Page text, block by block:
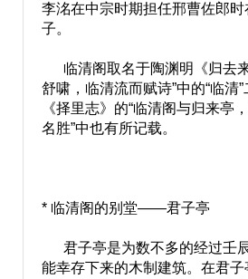
李洺在中宗时期担任邢曹佐郎
子。
临清阁取名于陶渊明《归去来
舒啸，临清流而赋诗”中的“临清
《择里志》的“临清阁与归来亭
名胜”中也有所记载。
* 临清阁的别堂——君子亭
君子亭是为数不多的经过壬
能幸存下来的木制建筑。在君